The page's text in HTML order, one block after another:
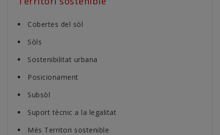
Cobertes del sòl
Sòls
Sostenibilitat urbana
Posicionament
Subsòl
Suport tècnic a la legalitat
Més Territori sostenible